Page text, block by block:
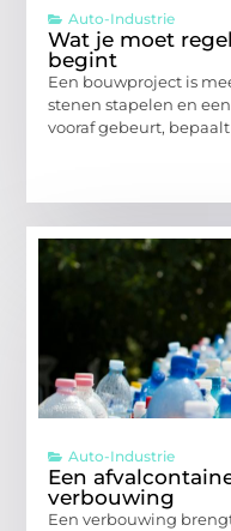
Auto-Industrie
Wat je moet
begint
Een bouwproject is
stenen stapelen en
vooraf gebeurt,
Auto-Industrie
Een
verbouwing
Een verbouwing